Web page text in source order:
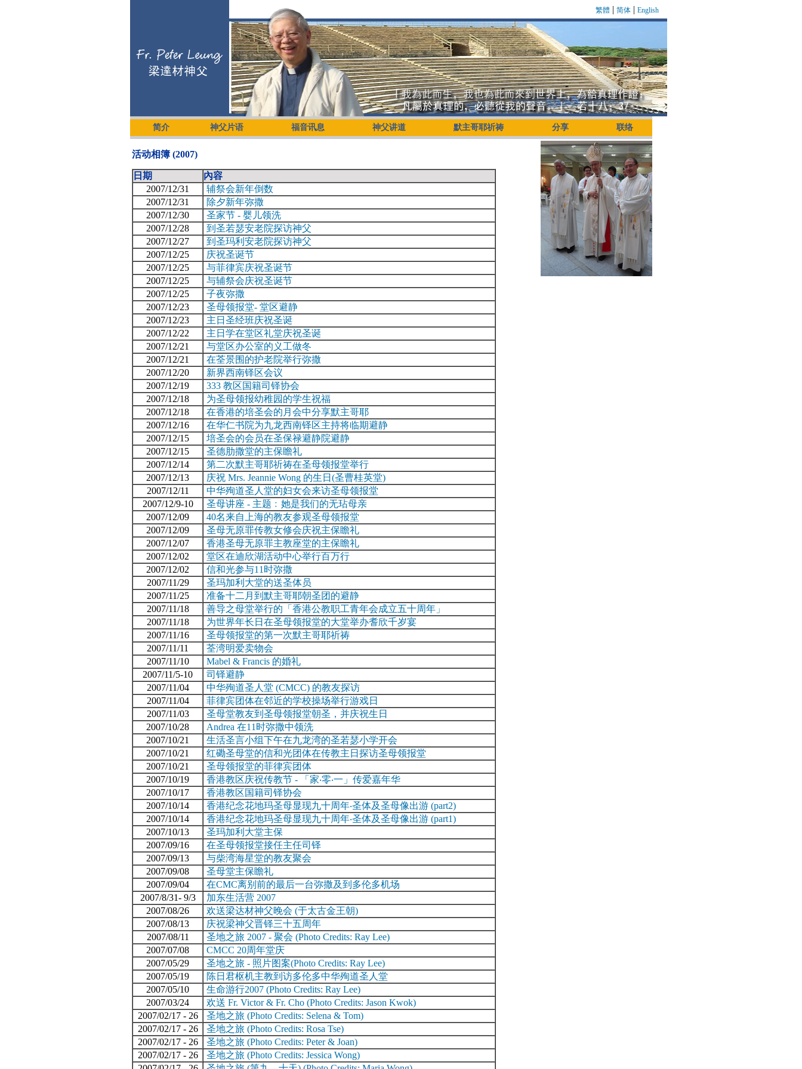
繁體 | 简体 | English
简介 神父片语 福音讯息 神父讲道 默主哥耶祈祷 分享 联络
活动相簿 (2007)
日期
內容
2007/12/31
辅祭会新年倒数
2007/12/31
除夕新年弥撒
2007/12/30
圣家节 - 婴儿领洗
2007/12/28
到圣若瑟安老院探访神父
2007/12/27
到圣玛利安老院探访神父
2007/12/25
庆祝圣诞节
2007/12/25
与菲律宾庆祝圣诞节
2007/12/25
与辅祭会庆祝圣诞节
2007/12/25
子夜弥撒
2007/12/23
圣母领报堂- 堂区避静
2007/12/23
主日圣经班庆祝圣诞
2007/12/22
主日学在堂区礼堂庆祝圣诞
2007/12/21
与堂区办公室的义工做冬
2007/12/21
在荃景围的护老院举行弥撒
2007/12/20
新界西南铎区会议
2007/12/19
333 教区国籍司铎协会
2007/12/18
为圣母领报幼稚园的学生祝福
2007/12/18
在香港的培圣会的月会中分享默主哥耶
2007/12/16
在华仁书院为九龙西南铎区主持将临期避静
2007/12/15
培圣会的会员在圣保禄避静院避静
2007/12/15
圣德肋撒堂的主保瞻礼
2007/12/14
第二次默主哥耶祈祷在圣母领报堂举行
2007/12/13
庆祝 Mrs. Jeannie Wong 的生日(圣曹桂英堂)
2007/12/11
中华殉道圣人堂的妇女会来访圣母领报堂
2007/12/9-10
圣母讲座 - 主题﹕她是我们的无玷母亲
2007/12/09
40名来自上海的教友参观圣母领报堂
2007/12/09
圣母无原罪传教女修会庆祝主保瞻礼
2007/12/07
香港圣母无原罪主教座堂的主保瞻礼
2007/12/02
堂区在迪欣湖活动中心举行百万行
2007/12/02
信和光参与11时弥撒
2007/11/29
圣玛加利大堂的送圣体员
2007/11/25
准备十二月到默主哥耶朝圣团的避静
2007/11/18
善导之母堂举行的「香港公教职工青年会成立五十周年」
2007/11/18
为世界年长日在圣母领报堂的大堂举办耆欣千岁宴
2007/11/16
圣母领报堂的第一次默主哥耶祈祷
2007/11/11
荃湾明爱卖物会
2007/11/10
Mabel & Francis 的婚礼
2007/11/5-10
司铎避静
2007/11/04
中华殉道圣人堂 (CMCC) 的教友探访
2007/11/04
菲律宾团体在邻近的学校操场举行游戏日
2007/11/03
圣母堂教友到圣母领报堂朝圣，并庆祝生日
2007/10/28
Andrea 在11时弥撒中领洗
2007/10/21
生活圣言小组下午在九龙湾的圣若瑟小学开会
2007/10/21
红磡圣母堂的信和光团体在传教主日探访圣母领报堂
2007/10/21
圣母领报堂的菲律宾团体
2007/10/19
香港教区庆祝传教节 - 「家‧零‧一」传爱嘉年华
2007/10/17
香港教区国籍司铎协会
2007/10/14
香港纪念花地玛圣母显现九十周年‧圣体及圣母像出游 (part2)
2007/10/14
香港纪念花地玛圣母显现九十周年‧圣体及圣母像出游 (part1)
2007/10/13
圣玛加利大堂主保
2007/09/16
在圣母领报堂接任主任司铎
2007/09/13
与柴湾海星堂的教友聚会
2007/09/08
圣母堂主保瞻礼
2007/09/04
在CMC离别前的最后一台弥撒及到多伦多机场
2007/8/31- 9/3
加东生活营 2007
2007/08/26
欢送梁达材神父晚会 (于太古金王朝)
2007/08/13
庆祝梁神父晋铎三十五周年
2007/08/11
圣地之旅 2007 - 聚会 (Photo Credits: Ray Lee)
2007/07/08
CMCC 20周年堂庆
2007/05/29
圣地之旅 - 照片图案(Photo Credits: Ray Lee)
2007/05/19
陈日君枢机主教到访多伦多中华殉道圣人堂
2007/05/10
生命游行2007 (Photo Credits: Ray Lee)
2007/03/24
欢送 Fr. Victor & Fr. Cho (Photo Credits: Jason Kwok)
2007/02/17 - 26
圣地之旅 (Photo Credits: Selena & Tom)
2007/02/17 - 26
圣地之旅 (Photo Credits: Rosa Tse)
2007/02/17 - 26
圣地之旅 (Photo Credits: Peter & Joan)
2007/02/17 - 26
圣地之旅 (Photo Credits: Jessica Wong)